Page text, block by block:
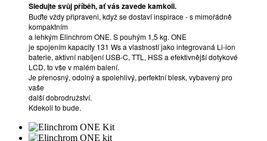
Sledujte svůj příběh, ať vás zavede kamkoli.
Buďte vždy připraveni, když se dostaví inspirace - s mimořádně
kompaktním
a lehkým Elinchrom ONE. S pouhým 1,5 kg. ONE
je spojením kapacity 131 Ws a vlastností jako integrovaná Li-ion
baterie, aktivní nabíjení USB-C, TTL, HSS a efektivnější dotykové
LCD, to vše v malém balení.
Je přenosný, odolný a spolehlivý, perfektní blesk, vybavený pro
vaše
další dobrodružství.
Kdekoli to bude.